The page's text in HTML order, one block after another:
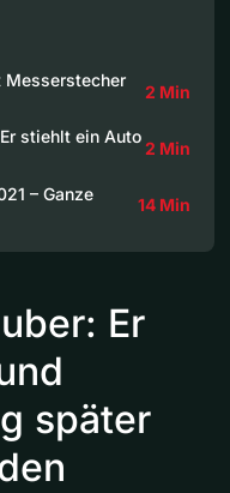
2 Min
stiehlt ein Auto
2 Min
– Ganze
14 Min
Er
später